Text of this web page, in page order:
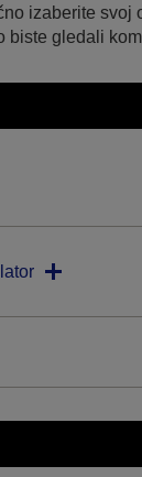
izaberite svoj
biste gledali